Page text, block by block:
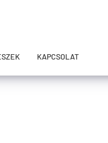
KAPCSOLAT